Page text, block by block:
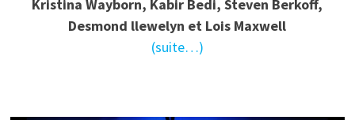
Kristina Wayborn, Kabir Bedi, Steven Berkoff,
Desmond llewelyn et Lois Maxwell
(suite…)